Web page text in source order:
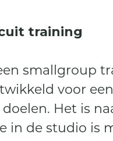
training
smallgroup
voor
Het is
in de studio is